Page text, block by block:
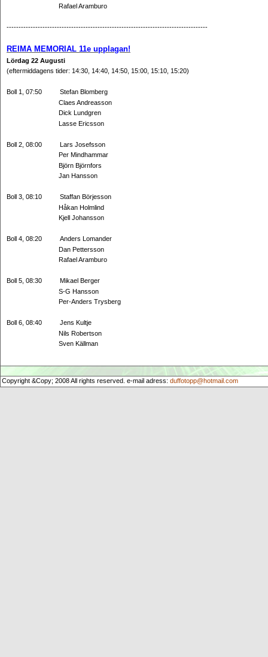
Rafael Aramburo
------------------------------------------------------------------------------------
REIMA MEMORIAL 11e upplagan!
Lördag 22 Augusti
(eftermiddagens tider: 14:30, 14:40, 14:50, 15:00, 15:10, 15:20)
Boll 1, 07:50 Stefan Blomberg
Claes Andreasson
Dick Lundgren
Lasse Ericsson
Boll 2, 08:00 Lars Josefsson
Per Mindhammar
Björn Björnfors
Jan Hansson
Boll 3, 08:10 Staffan Börjesson
Håkan Holmlind
Kjell Johansson
Boll 4, 08:20 Anders Lomander
Dan Pettersson
Rafael Aramburo
Boll 5, 08:30 Mikael Berger
S-G Hansson
Per-Anders Trysberg
Boll 6, 08:40 Jens Kultje
Nils Robertson
Sven Källman
Copyright &Copy; 2008 All rights reserved. e-mail adress: duffotopp@hotmail.com